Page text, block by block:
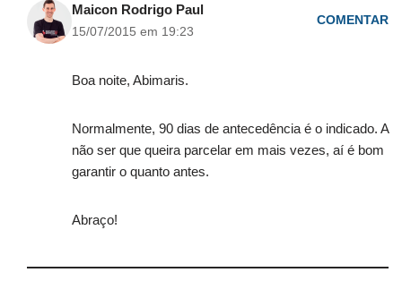
Maicon Rodrigo Paul
15/07/2015 em 19:23
COMENTAR
Boa noite, Abimaris.
Normalmente, 90 dias de antecedência é o indicado. A
não ser que queira parcelar em mais vezes, aí é bom
garantir o quanto antes.
Abraço!